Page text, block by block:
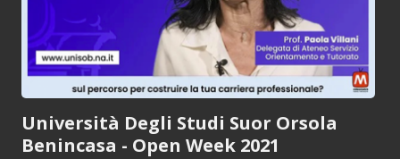
Università Degli Studi Suor Orsola
Benincasa - Open Week 2021